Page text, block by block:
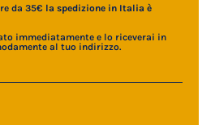
da 35€ la spedizione in Italia è
immediatamente e lo riceverai in
al tuo indirizzo.